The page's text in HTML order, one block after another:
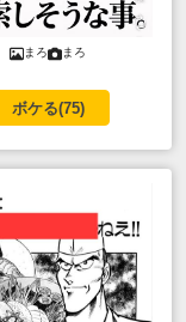
まろ まろ
ボケる(75)